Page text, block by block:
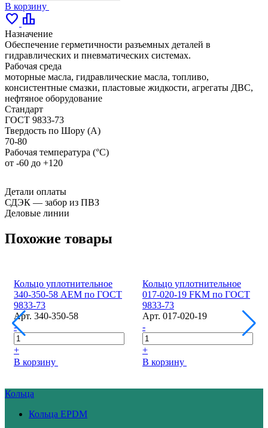
В корзину
favorite leaderboard
Назначение
Обеспечение герметичности разъемных деталей в
гидравлических и пневматических системах.
Рабочая среда
моторные масла, гидравлические масла, топливо,
консистентные смазки, пластовые жидкости, агрегаты ДВС,
нефтяное оборудование
Стандарт
ГОСТ 9833-73
Твердость по Шору (А)
70-80
Рабочая температура (°С)
от -60 до +120
Детали оплаты
СДЭК — забор из ПВЗ
Деловые линии
Похожие товары
Кольцо уплотнительное
340-350-58 AEM по ГОСТ
9833-73
Арт. 340-350-58
-
+
В корзину
Кольцо уплотнительное
017-020-19 FKM по ГОСТ
9833-73
Арт. 017-020-19
-
+
В корзину
Кольца
Кольца EPDM